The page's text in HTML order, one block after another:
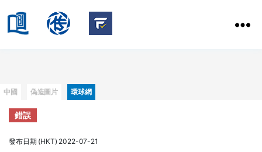
HKBU
of
Communication
Categories
中國 偽造圖片 環球網
錯誤
發布日期 (HKT) 2022-07-21